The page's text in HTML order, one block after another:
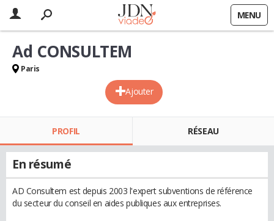
MENU
Ajouter
Ad CONSULTEM
Paris
PROFIL RÉSEAU
En résumé
AD Consultem est depuis 2003 l'expert subventions de référence
du secteur du conseil en aides publiques aux entreprises.